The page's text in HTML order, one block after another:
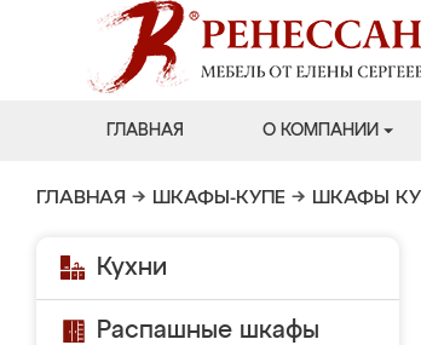
ГЛАВНАЯ О КОМПАНИИ
ГЛАВНАЯ → ШКАФЫ-КУПЕ → ШКАФЫ
Кухни
Распашные шкафы